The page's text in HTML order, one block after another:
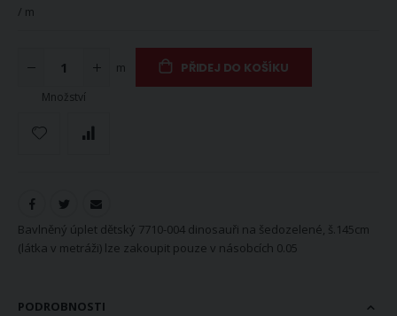
/ m
Množství
m PŘIDEJ DO KOŠÍKU
Bavlněný úplet dětský 7710-004 dinosauři na šedozelené, š.145cm
(látka v metráži) lze zakoupit pouze v násobcích 0.05
PODROBNOSTI